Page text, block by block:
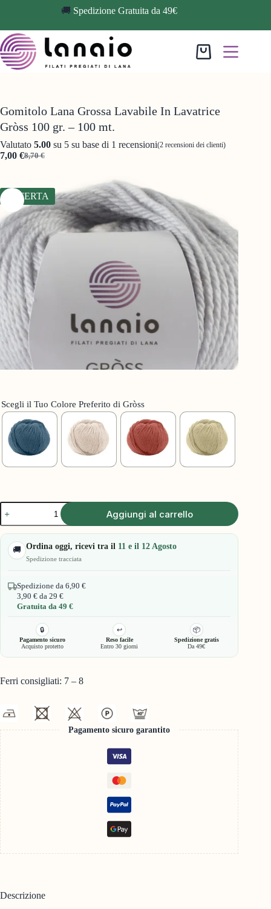
🚚 Spedizione Gratuita da 49€
Gomitolo Lana Grossa Lavabile In Lavatrice
Gròss 100 gr. – 100 mt.
Valutato 5.00 su 5 su base di 1 recensioni(2 recensioni dei clienti)
8,70€
7,00 €
OFFERTA
Scegli il Tuo Colore Preferito di Gròss
Aggiungi al carrello
🚚 Ordina oggi, ricevi tra il 11 e il 12 Agosto
Spedizione tracciata
Spedizione da 6,90 €
3,90 € da 29 €
Gratuita da 49 €
🔒
Pagamento sicuro
Acquisto protetto
↩️
Reso facile
Entro 30 giorni
📦
Spedizione gratis
Da 49€
Ferri consigliati: 7 – 8
Pagamento sicuro garantito
Descrizione